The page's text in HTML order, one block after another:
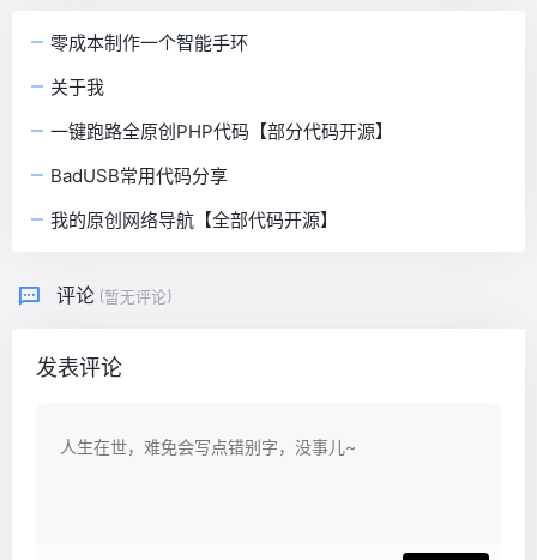
零成本制作一个智能手环
关于我
一键跑路全原创PHP代码【部分代码开源】
BadUSB常用代码分享
我的原创网络导航【全部代码开源】
评论 (暂无评论)
发表评论